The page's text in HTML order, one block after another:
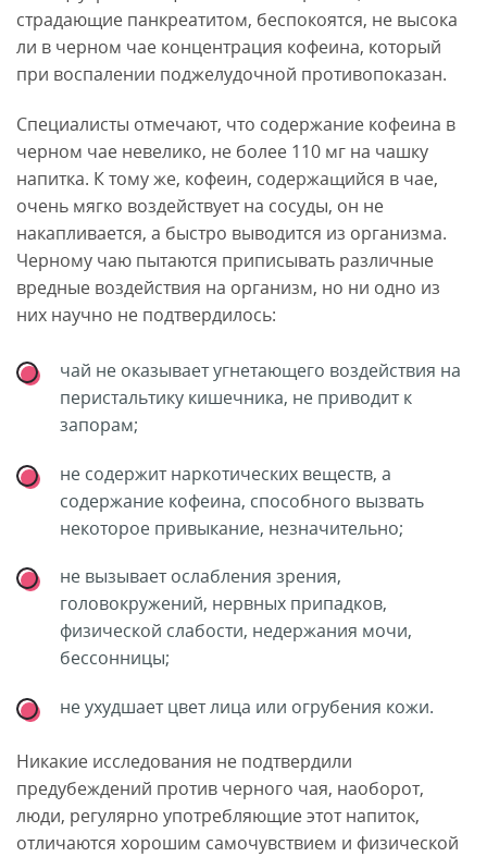
страдающие панкреатитом, беспокоятся, не высока
ли в черном чае концентрация кофеина, который
при воспалении поджелудочной противопоказан.
Специалисты отмечают, что содержание кофеина в
черном чае невелико, не более 110 мг на чашку
напитка. К тому же, кофеин, содержащийся в чае,
очень мягко воздействует на сосуды, он не
накапливается, а быстро выводится из организма.
Черному чаю пытаются приписывать различные
вредные воздействия на организм, но ни одно из
них научно не подтвердилось:
чай не оказывает угнетающего воздействия на
перистальтику кишечника, не приводит к
запорам;
не содержит наркотических веществ, а
содержание кофеина, способного вызвать
некоторое привыкание, незначительно;
не вызывает ослабления зрения,
головокружений, нервных припадков,
физической слабости, недержания мочи,
бессонницы;
не ухудшает цвет лица или огрубения кожи.
Никакие исследования не подтвердили
предубеждений против черного чая, наоборот,
люди, регулярно употребляющие этот напиток,
отличаются хорошим самочувствием и физической